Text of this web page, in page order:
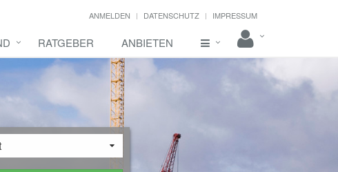
ANMELDEN DATENSCHUTZ IMPRESSUM
RATGEBER ANBIETEN